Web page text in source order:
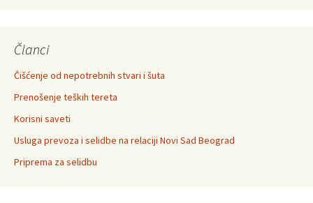
Članci
Čišćenje od nepotrebnih stvari i šuta
Prenošenje teških tereta
Korisni saveti
Usluga prevoza i selidbe na relaciji Novi Sad Beograd
Priprema za selidbu